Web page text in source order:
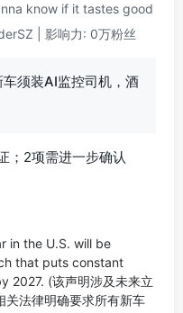
know if it tastes good
| 影响力: 0万粉丝
须装AI监控司机，酒
；2项需进一步确认
in the U.S. will be
that puts constant
2027. (该声明涉及未来立
关法律明确要求所有新车